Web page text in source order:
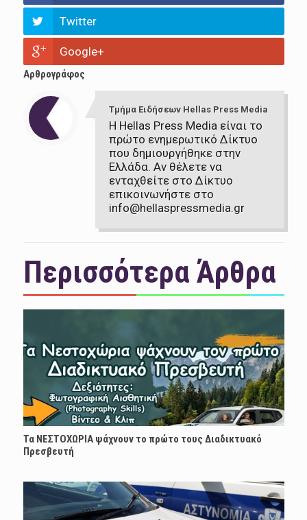
Twitter
Google+
Αρθρογράφος
Τμήμα Ειδήσεων Hellas Press Media
Η Hellas Press Media είναι το
πρώτο ενημερωτικό Δίκτυο
που δημιουργήθηκε στην
Ελλάδα. Αν θέλετε να
ενταχθείτε στο Δίκτυο
επικοινωνήστε στο
info@hellaspressmedia.gr
Περισσότερα Άρθρα
Τα ΝΕΣΤΟΧΩΡΙΑ ψάχνουν το πρώτο τους Διαδικτυακό
Πρεσβευτή